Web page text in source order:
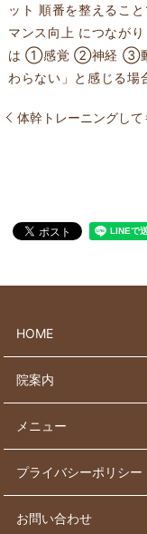
ット 順番を整えるこ
マンス向上 につなが
は ①感覚 ②神経 ③動
わらない」と感じる場
体幹トレーニングし
HOME
院案内
メニュー
プライバシーポリシー
お問い合わせ